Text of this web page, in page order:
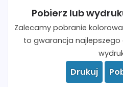
Pobierz lub
Zalecamy pobranie
to gwarancja
Drukuj